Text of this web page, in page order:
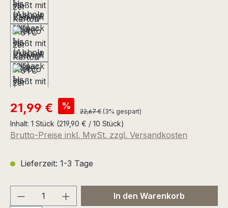
Verkaufspreis:
21,99 € % Regulärer Preis:
22,67 € (3% gespart)
Inhalt: 1 Stück (219,90 € / 10 Stück)
Brutto-Preise inkl. MwSt. zzgl. Versandkosten
Lieferzeit: 1-3 Tage
Produkt Anzahl: Gib denIn den Warenkorb